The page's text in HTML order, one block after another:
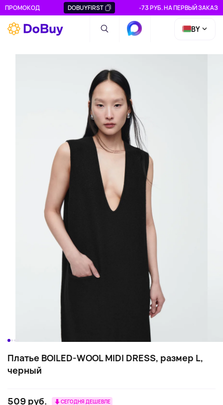
ПРОМОКОД DOBUYFIRST -73 РУБ. НА ПЕРВЫЙ ЗАКАЗ
BY
Платье BOILED-WOOL MIDI DRESS, размер L,
черный
509 руб. СЕГОДНЯ ДЕШЕВЛЕ